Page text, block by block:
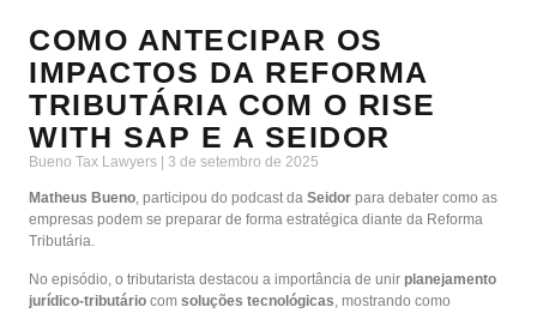
COMO ANTECIPAR OS
IMPACTOS DA REFORMA
TRIBUTÁRIA COM O RISE
WITH SAP E A SEIDOR
Bueno Tax Lawyers 3 de setembro de 2025
Matheus Bueno, participou do podcast da Seidor para debater como as
empresas podem se preparar de forma estratégica diante da Reforma
Tributária.
No episódio, o tributarista destacou a importância de unir planejamento
jurídico-tributário com soluções tecnológicas, mostrando como